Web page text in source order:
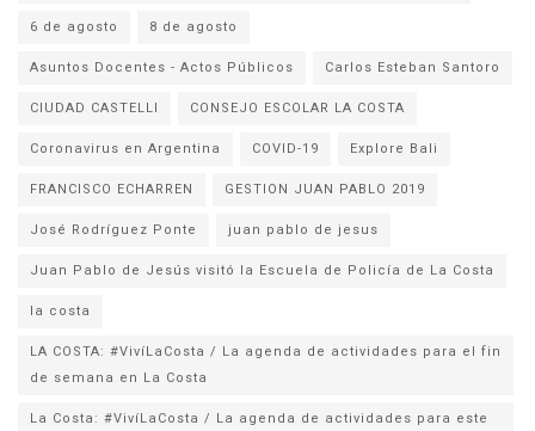
6 de agosto
8 de agosto
Asuntos Docentes - Actos Públicos
Carlos Esteban Santoro
CIUDAD CASTELLI
CONSEJO ESCOLAR LA COSTA
Coronavirus en Argentina
COVID-19
Explore Bali
FRANCISCO ECHARREN
GESTION JUAN PABLO 2019
José Rodríguez Ponte
juan pablo de jesus
la costa
LA COSTA: #VivíLaCosta / La agenda de actividades para el fin
de semana en La Costa
La Costa: #VivíLaCosta / La agenda de actividades para este